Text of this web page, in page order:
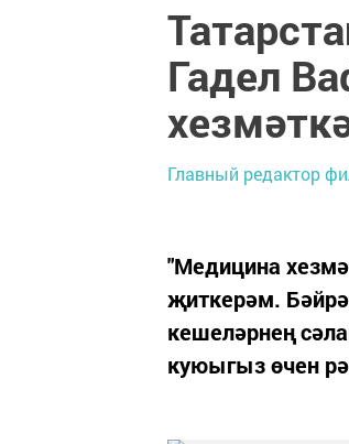
Гадел
Главный редактор
"Медицина
җиткерәм.
кешеләрнең
куюыгыз өчен